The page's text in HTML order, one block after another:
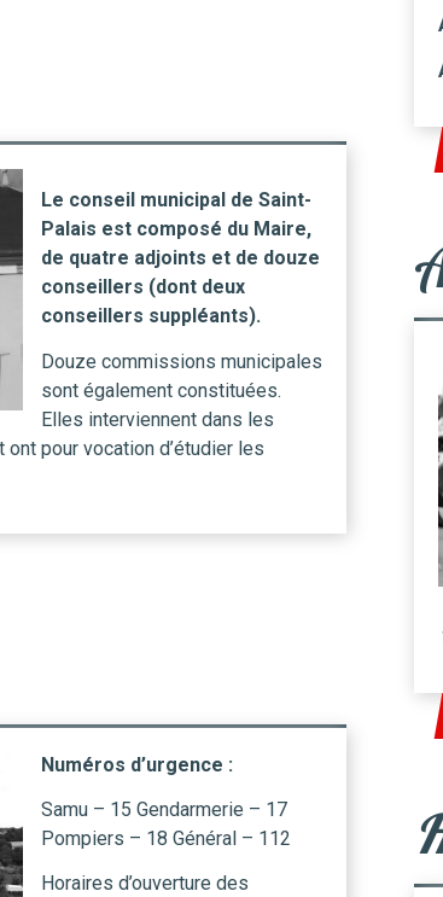
Le conseil municipal de Saint-
Palais est composé du Maire,
de quatre adjoints et de douze
conseillers (dont deux
conseillers suppléants).
Douze commissions municipales
sont également constituées.
Elles interviennent dans les
pour vocation d’étudier les
Numéros d’urgence :
Samu – 15 Gendarmerie – 17
Pompiers – 18 Général – 112
Horaires d’ouverture des